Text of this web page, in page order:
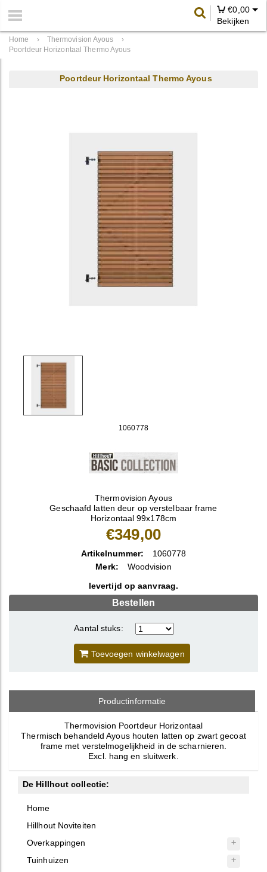
€0,00
Bekijken
Home › Thermovision Ayous
›
Poortdeur Horizontaal Thermo Ayous
Poortdeur Horizontaal Thermo Ayous
1060778
Thermovision Ayous
Geschaafd latten deur op verstelbaar frame
Horizontaal 99x178cm
€349,00
Artikelnummer:
1060778
Merk:
Woodvision
levertijd op aanvraag.
Bestellen
Aantal stuks:
Toevoegen winkelwagen
Productinformatie
Thermovision Poortdeur Horizontaal
Thermisch behandeld Ayous houten latten op zwart gecoat
frame met verstelmogelijkheid in de scharnieren.
Excl. hang en sluitwerk.
De Hillhout collectie:
Home
Hillhout Noviteiten
Overkappingen
Tuinhuizen